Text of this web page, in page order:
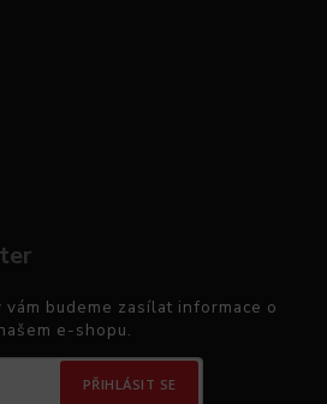
budeme zasílat informace o
e-shopu.
PŘIHLÁSIT SE